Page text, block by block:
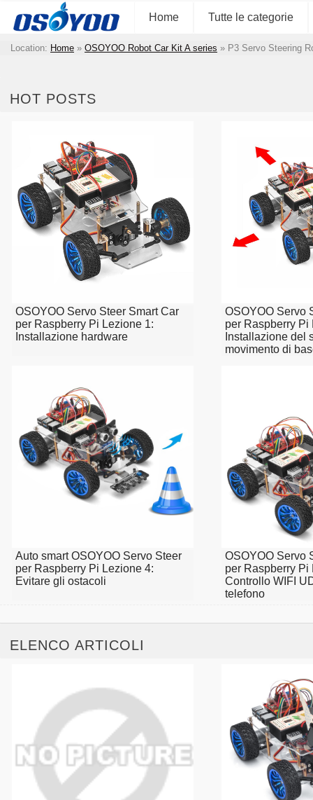
Home Tutte le categorie
Location: Home » OSOYOO Robot Car Kit A series » P3 Servo Steering
HOT POSTS
OSOYOO Servo Steer Smart Car
per Raspberry Pi Lezione 1:
Installazione hardware
OSOYOO Servo
per Raspberry Pi
Installazione del
movimento di
Auto smart OSOYOO Servo Steer
per Raspberry Pi Lezione 4:
Evitare gli ostacoli
OSOYOO Servo
per Raspberry Pi
Controllo WIFI
telefono
ELENCO ARTICOLI